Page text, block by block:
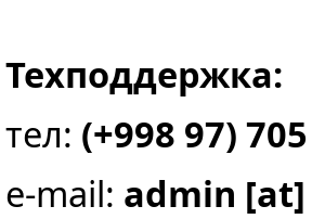
Техподдержка:
тел: (+998 97)
e-mail: admin